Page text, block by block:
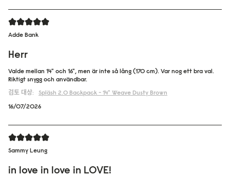
Adde Bank
Herr
Valde mellan 14" och 16", men är inte så lång (170 cm). Var nog ett bra val.
Riktigt snygg och användbar.
검토 대상:
Spläsh 2.0 Backpack - 14" Weave Dusty Brown
16/07/2026
Sammy Leung
in love in love in LOVE!